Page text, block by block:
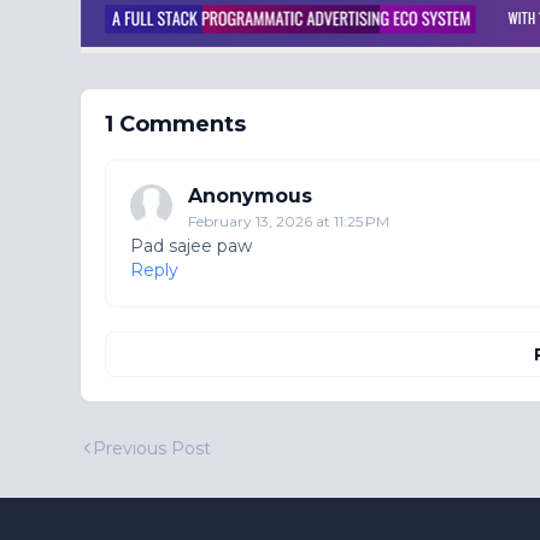
1 Comments
Anonymous
February 13, 2026 at 11:25 PM
Pad sajee paw
Reply
Previous Post